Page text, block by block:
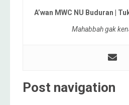
A’wan MWC NU Buduran |
Mahabbah gak
Post navigation